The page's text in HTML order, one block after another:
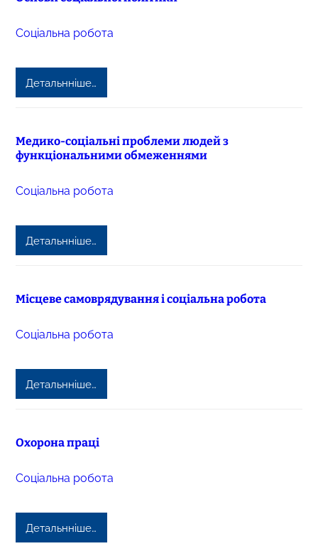
Соціальна робота
Детальнніше…
Медико-соціальні проблеми людей з
функціональними обмеженнями
Соціальна робота
Детальнніше…
Місцеве самоврядування і соціальна робота
Соціальна робота
Детальнніше…
Охорона праці
Соціальна робота
Детальнніше…